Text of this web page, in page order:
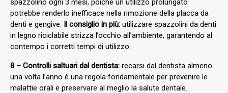
spazzolino ogni 3 mesi, poiché un utilizzo prolungato
potrebbe renderlo inefficace nella rimozione della placca da
denti e gengive. Il consiglio in più: utilizzare spazzolini da denti
in legno riciclabile strizza l’occhio all’ambiente, garantendo al
contempo i corretti tempi di utilizzo.
8 – Controlli saltuari dal dentista: recarsi dal dentista almeno
una volta l’anno è una regola fondamentale per prevenire le
malattie orali e preservare al meglio la salute dentale.